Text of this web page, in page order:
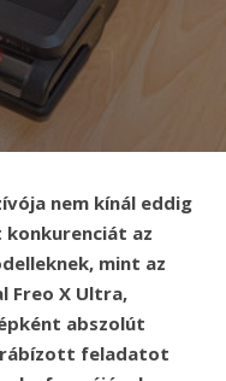
nem kínál eddig
az
mint az
Freo X Ultra,
abszolút
rábízott feladatot